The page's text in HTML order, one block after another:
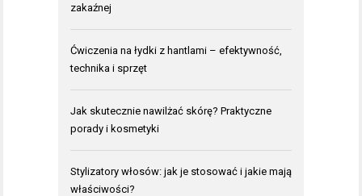
zakaźnej
Ćwiczenia na łydki z hantlami – efektywność,
technika i sprzęt
Jak skutecznie nawilżać skórę? Praktyczne
porady i kosmetyki
Stylizatory włosów: jak je stosować i jakie mają
właściwości?